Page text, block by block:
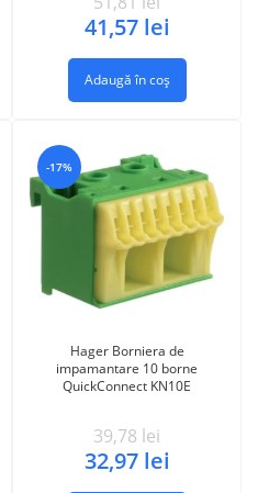
41,57 lei
Adaugă în coș
-17%
Hager Borniera de
impamantare 10 borne
QuickConnect KN10E
39,78 lei
32,97 lei